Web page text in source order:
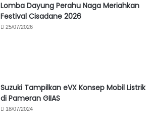
Lomba Dayung Perahu Naga Meriahkan
Festival Cisadane 2026
25/07/2026
Suzuki Tampilkan eVX Konsep Mobil Listrik
di Pameran GIIAS
18/07/2024